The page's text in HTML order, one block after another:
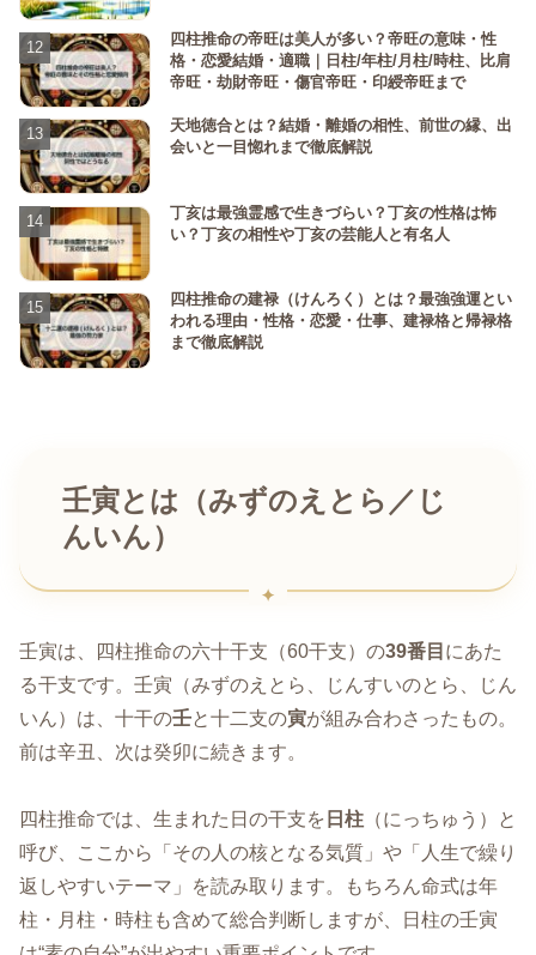
四柱推命の帝旺は美人が多い？帝旺の意味・性
格・恋愛結婚・適職｜日柱/年柱/月柱/時柱、比肩
帝旺・劫財帝旺・傷官帝旺・印綬帝旺まで
天地徳合とは？結婚・離婚の相性、前世の縁、出
会いと一目惚れまで徹底解説
丁亥は最強霊感で生きづらい？丁亥の性格は怖
い？丁亥の相性や丁亥の芸能人と有名人
四柱推命の建禄（けんろく）とは？最強強運とい
われる理由・性格・恋愛・仕事、建禄格と帰禄格
まで徹底解説
壬寅とは（みずのえとら／じ
んいん）
壬寅は、四柱推命の六十干支（60干支）の39番目 にあた
る干支です。壬寅（みずのえとら、じんすいのとら、じん
いん）は、十干の壬と十二支の寅が組み合わさったもの。
前は辛丑、次は癸卯に続きます。
四柱推命では、生まれた日の干支を 日柱 （にっちゅう）と
呼び、ここから「その人の核となる気質」や「人生で繰り
返しやすいテーマ」を読み取ります。もちろん命式は年
柱・月柱・時柱も含めて総合判断しますが、日柱の壬寅